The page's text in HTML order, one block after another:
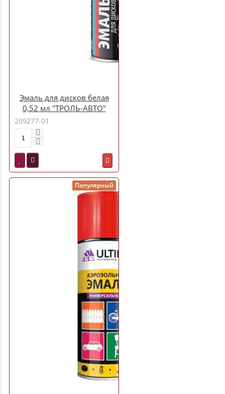
Эмаль для дисков белая
0,52 мл "ТРОЛЬ-АВТО"
209277-01
Популярный